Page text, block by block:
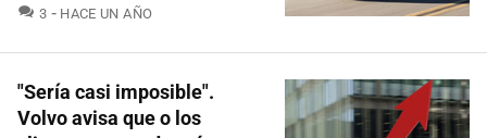
3 COMENTARIOS
HACE UN AÑO
"Sería casi imposible".
Volvo avisa que o los